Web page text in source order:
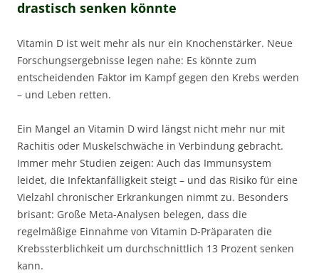
drastisch senken könnte
Vitamin D ist weit mehr als nur ein Knochenstärker. Neue
Forschungsergebnisse legen nahe: Es könnte zum
entscheidenden Faktor im Kampf gegen den Krebs werden
– und Leben retten.
Ein Mangel an Vitamin D wird längst nicht mehr nur mit
Rachitis oder Muskelschwäche in Verbindung gebracht.
Immer mehr Studien zeigen: Auch das Immunsystem
leidet, die Infektanfälligkeit steigt – und das Risiko für eine
Vielzahl chronischer Erkrankungen nimmt zu. Besonders
brisant: Große Meta-Analysen belegen, dass die
regelmäßige Einnahme von Vitamin D-Präparaten die
Krebssterblichkeit um durchschnittlich 13 Prozent senken
kann.